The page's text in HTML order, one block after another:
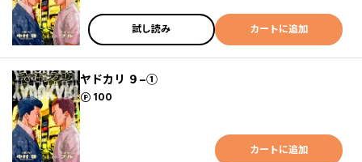
試し読み カートに追加
ヤドカリ ９−①
100
ポイント
カートに追加